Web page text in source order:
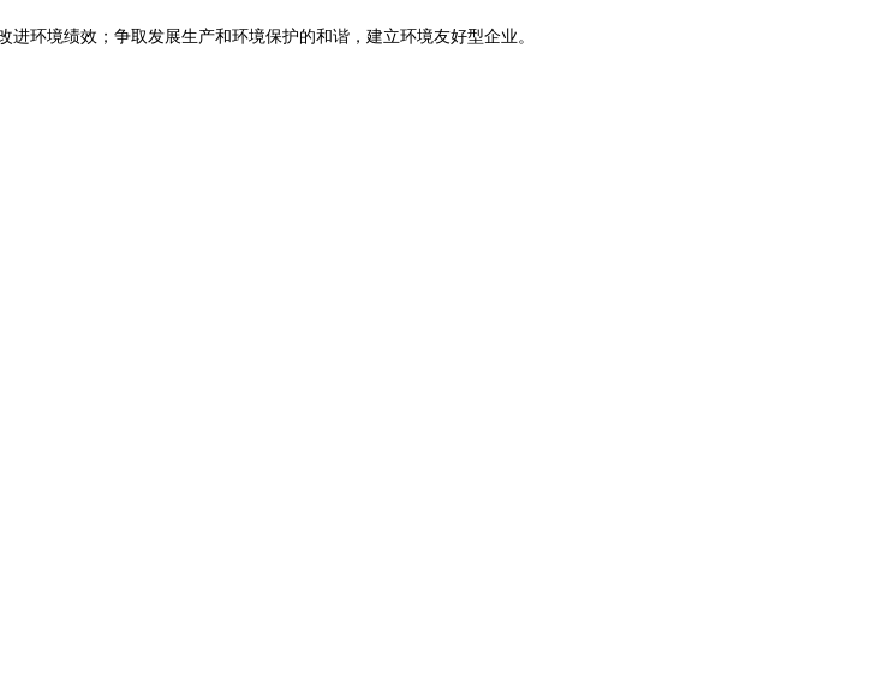
环境绩效；争取发展生产和环境保护的和谐，建立环境友好型企业。